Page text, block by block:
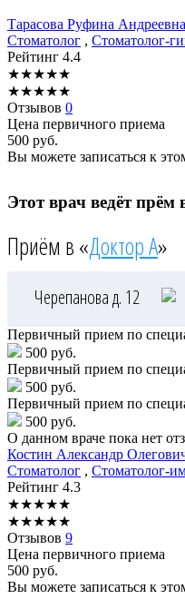
Тарасова Руфина Андреевна
Стоматолог , Стоматолог-
Рейтинг 4.4
★★★★★
★★★★★
Отзывов 0
Цена первичного приема
500 руб.
Вы можете записаться к
Этот врач ведёт
Приём в «Доктор А»
Черепанова д. 12
Первичный прием по
500 руб.
Первичный прием по
500 руб.
Первичный прием по
500 руб.
О данном враче пока нет
Костин Александр
Стоматолог , Стоматолог-
Рейтинг 4.3
★★★★★
★★★★★
Отзывов 9
Цена первичного приема
500 руб.
Вы можете записаться к